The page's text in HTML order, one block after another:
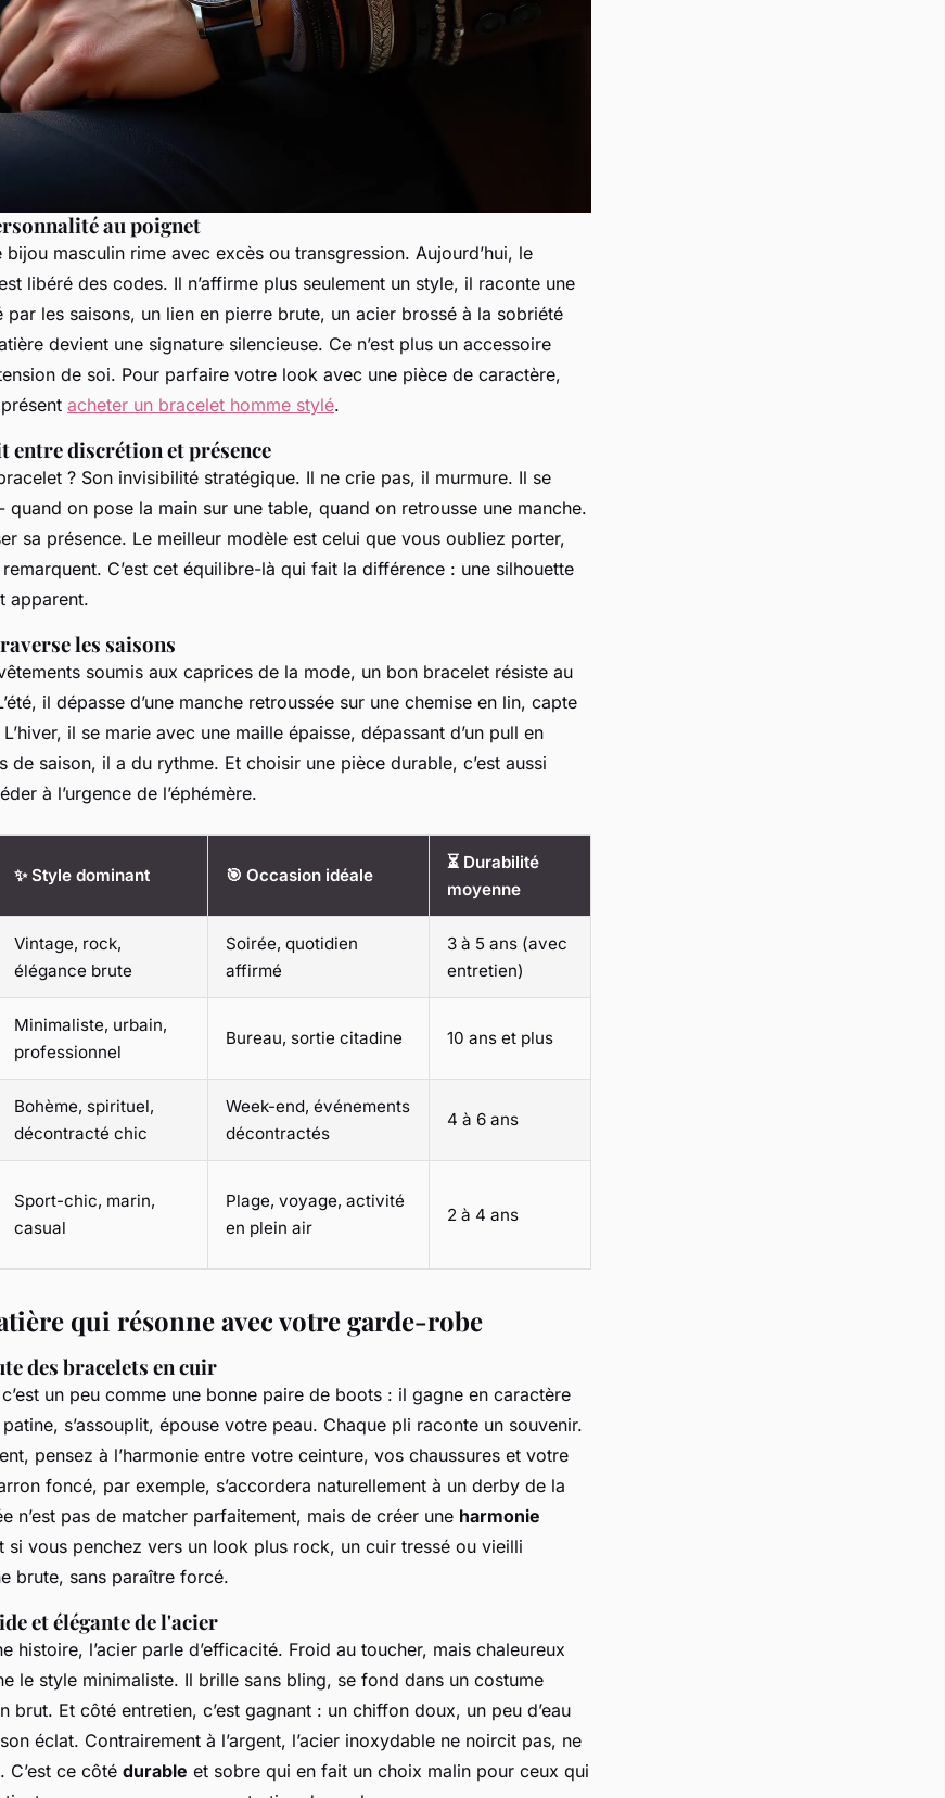
au poignet
masculin rime avec excès ou transgression. Aujourd’hui, le
libéré des codes. Il n’affirme plus seulement un style, il raconte une
par les saisons, un lien en pierre brute, un acier brossé à la sobriété
devient une signature silencieuse. Ce n’est plus un accessoire
de soi. Pour parfaire votre look avec une pièce de caractère,
acheter un bracelet homme stylé.
discrétion et présence
? Son invisibilité stratégique. Il ne crie pas, il murmure. Il se
on pose la main sur une table, quand on retrousse une manche.
sa présence. Le meilleur modèle est celui que vous oubliez porter,
C’est cet équilibre-là qui fait la différence : une silhouette
apparent.
les saisons
soumis aux caprices de la mode, un bon bracelet résiste au
il dépasse d’une manche retroussée sur une chemise en lin, capte
il se marie avec une maille épaisse, dépassant d’un pull en
de saison, il a du rythme. Et choisir une pièce durable, c’est aussi
à l’urgence de l’éphémère.
✨ Style dominant 🎯 Occasion idéale
⏳ Durabilité
moyenne
Vintage, rock,
élégance brute
Soirée, quotidien
affirmé
3 à 5 ans (avec
entretien)
Minimaliste, urbain,
professionnel
Bureau, sortie citadine 10 ans et plus
Bohème, spirituel,
décontracté chic
Week-end, événements
décontractés
4 à 6 ans
Sport-chic, marin,
casual
Plage, voyage, activité
en plein air
2 à 4 ans
qui résonne avec votre garde-robe
des bracelets en cuir
un peu comme une bonne paire de boots : il gagne en caractère
s’assouplit, épouse votre peau. Chaque pli raconte un souvenir.
pensez à l’harmonie entre votre ceinture, vos chaussures et votre
foncé, par exemple, s’accordera naturellement à un derby de la
n’est pas de matcher parfaitement, mais de créer une harmonie
si vous penchez vers un look plus rock, un cuir tressé ou vieilli
brute, sans paraître forcé.
et élégante de l'acier
histoire, l’acier parle d’efficacité. Froid au toucher, mais chaleureux
le style minimaliste. Il brille sans bling, se fond dans un costume
brut. Et côté entretien, c’est gagnant : un chiffon doux, un peu d’eau
éclat. Contrairement à l’argent, l’acier inoxydable ne noircit pas, ne
C’est ce côté durable et sobre qui en fait un choix malin pour ceux qui